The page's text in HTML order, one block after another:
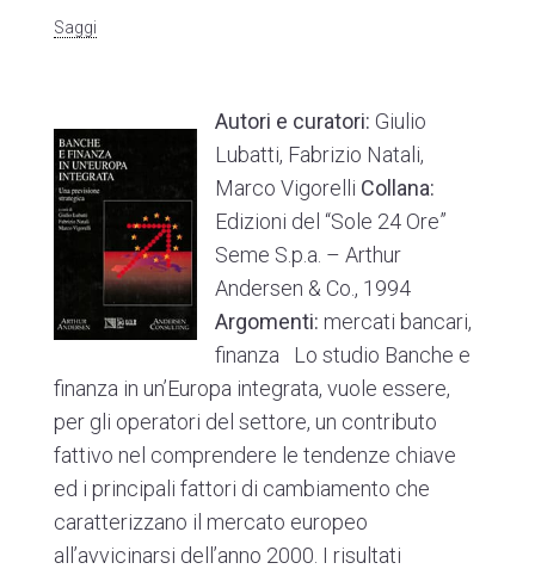
Saggi
Autori e curatori: Giulio
Lubatti, Fabrizio Natali,
Marco Vigorelli Collana:
Edizioni del “Sole 24 Ore”
Seme S.p.a. – Arthur
Andersen & Co., 1994
Argomenti: mercati bancari,
finanza
Lo studio Banche e
finanza in un’Europa integrata, vuole essere,
per gli operatori del settore, un contributo
fattivo nel comprendere le tendenze chiave
ed i principali fattori di cambiamento che
caratterizzano il mercato europeo
all’avvicinarsi dell’anno 2000. I risultati